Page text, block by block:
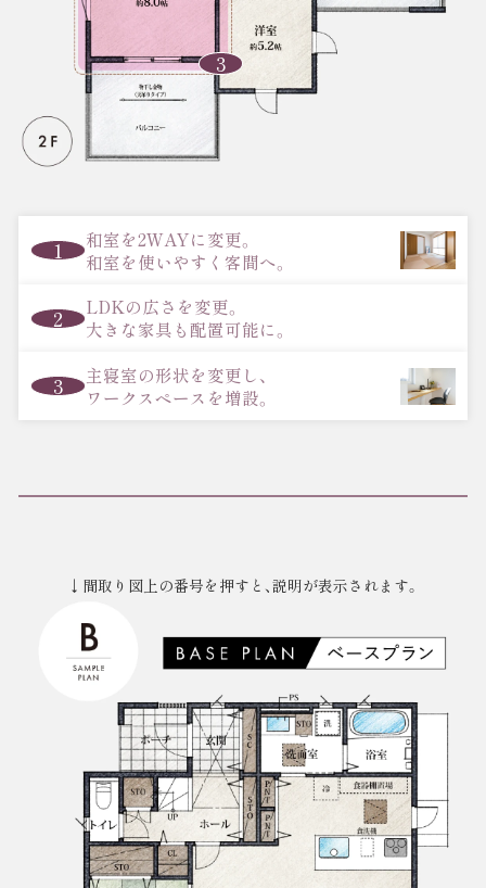
3
1
和室を2WAYに変更。
和室を使いやすく客間へ。
2
LDKの広さを変更。
大きな家具も配置可能に。
3
主寝室の形状を変更し、
ワークスペースを増設。
↓間取り図上の番号を押すと、説明が表示されます。